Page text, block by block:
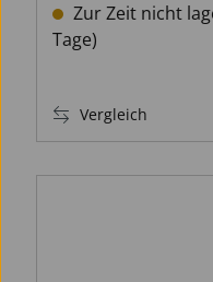
Zur Zeit nicht
Tage)
Vergleich